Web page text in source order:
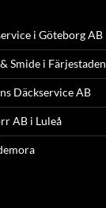
i Göteborg AB
Smide i Färjestaden
Däckservice AB
AB i Luleå